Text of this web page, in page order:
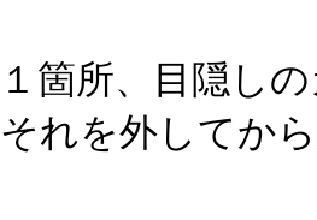
箇所、目隠し
れを外してか